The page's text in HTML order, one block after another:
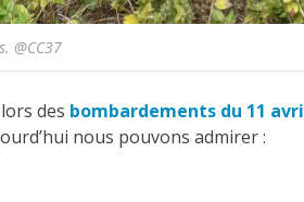
@CC37
des bombardements du 11
nous pouvons admirer :